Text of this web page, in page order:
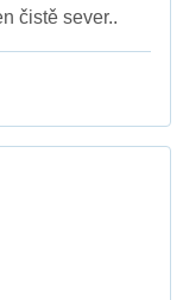
čistě sever..